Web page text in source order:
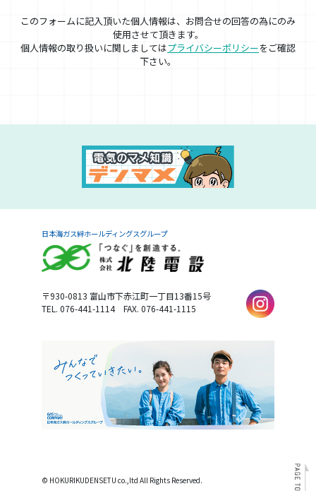
このフォームに記入頂いた個人情報は、お問合せの回答の為にのみ
使用させて頂きます。
個人情報の取り扱いに関しましてはプライバシーポリシーをご確認
下さい。
日本海ガス絆ホールディングスグループ
〒930-0813 富山市下赤江町一丁目13番15号
TEL. 076-441-1114 FAX. 076-441-1115
© HOKURIKUDENSETU co.,ltd All Rights Reserved.